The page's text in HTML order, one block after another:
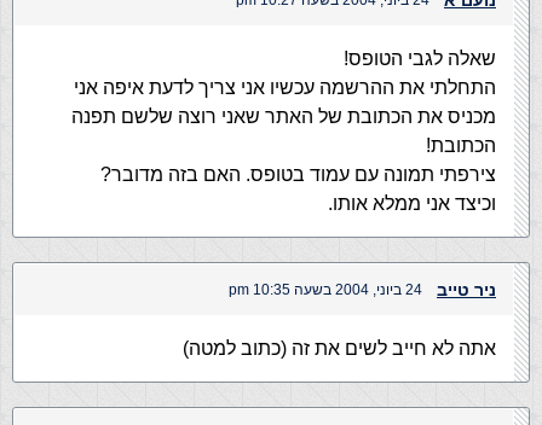
שאלה לגבי הטופס!
התחלתי את ההרשמה עכשיו אני צריך לדעת איפה אני
מכניס את הכתובת של האתר שאני רוצה שלשם תפנה
הכתובת!
צירפתי תמונה עם עמוד בטופס. האם בזה מדובר?
וכיצד אני ממלא אותו.
ניר טייב 24 ביוני, 2004 בשעה 10:35 pm
אתה לא חייב לשים את זה (כתוב למטה)